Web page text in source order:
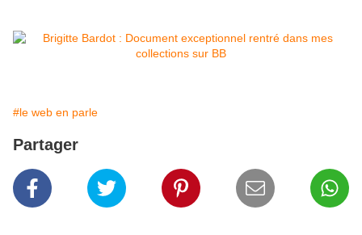
#le web en parle
Partager